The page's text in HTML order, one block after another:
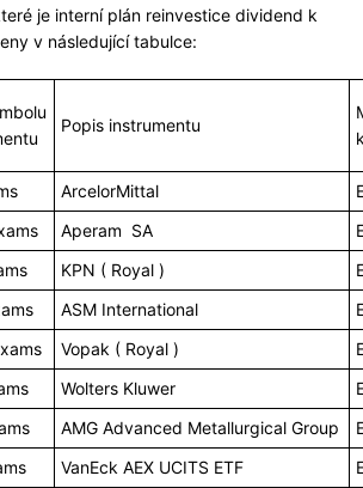
je interní plán reinvestice dividend k
v následující tabulce:
Popis instrumentu
ArcelorMittal
Aperam SA
KPN ( Royal )
ASM International
Vopak ( Royal )
Wolters Kluwer
AMG Advanced Metallurgical Group
VanEck AEX UCITS ETF